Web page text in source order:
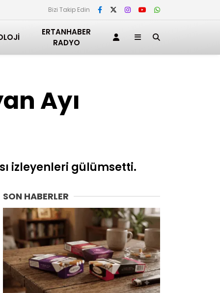
Bizi Takip Edin
ERTANHABER
RADYO
Ayı
izleyenleri gülümsetti.
SON HABERLER